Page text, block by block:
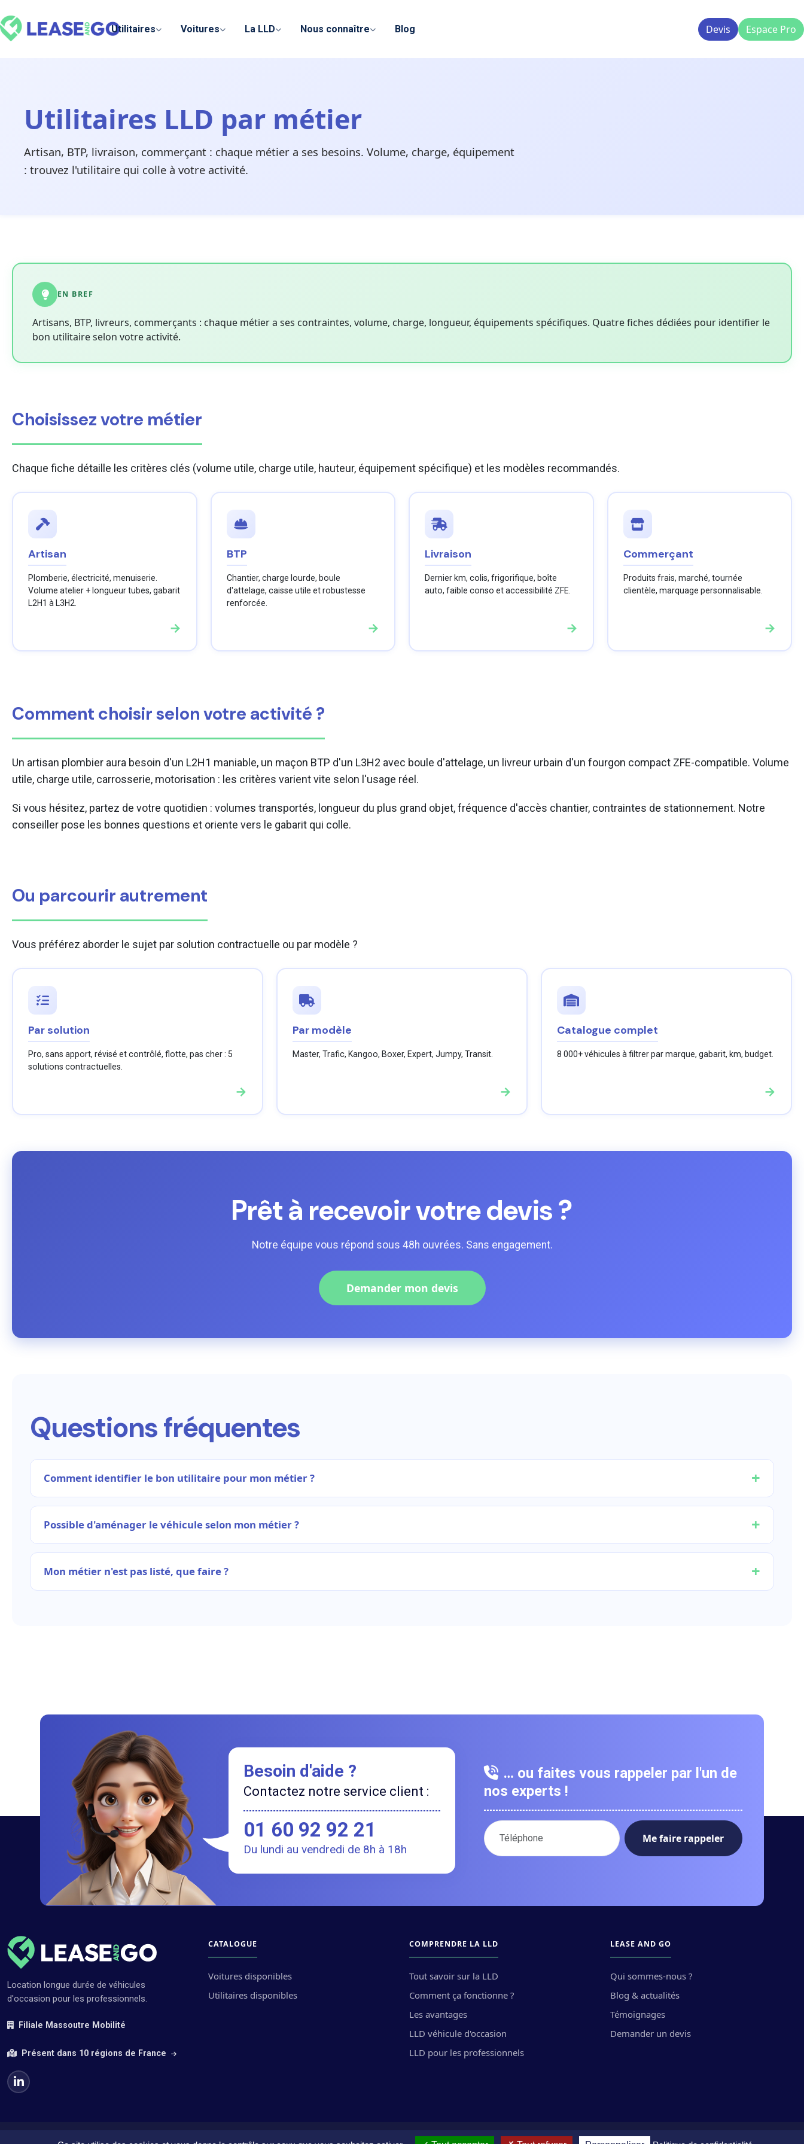
Utilitaires Voitures La LLD Nous connaître Blog Devis Espace Pro
Utilitaires LLD par métier
Artisan, BTP, livraison, commerçant : chaque métier a ses besoins. Volume, charge, équipement
: trouvez l'utilitaire qui colle à votre activité.
EN BREF
Artisans, BTP, livreurs, commerçants : chaque métier a ses contraintes, volume, charge, longueur, équipements spécifiques. Quatre fiches dédiées pour identifier le
bon utilitaire selon votre activité.
Choisissez votre métier
Chaque fiche détaille les critères clés (volume utile, charge utile, hauteur, équipement spécifique) et les modèles recommandés.
Artisan
Plomberie, électricité, menuiserie.
Volume atelier + longueur tubes, gabarit
L2H1 à L3H2.
→
BTP
Chantier, charge lourde, boule
d'attelage, caisse utile et robustesse
renforcée.
→
Livraison
Dernier km, colis, frigorifique, boîte
auto, faible conso et accessibilité ZFE.
→
Commerçant
Produits frais, marché, tournée
clientèle, marquage personnalisable.
→
Comment choisir selon votre activité ?
Un artisan plombier aura besoin d'un L2H1 maniable, un maçon BTP d'un L3H2 avec boule d'attelage, un livreur urbain d'un fourgon compact ZFE-compatible. Volume
utile, charge utile, carrosserie, motorisation : les critères varient vite selon l'usage réel.
Si vous hésitez, partez de votre quotidien : volumes transportés, longueur du plus grand objet, fréquence d'accès chantier, contraintes de stationnement. Notre
conseiller pose les bonnes questions et oriente vers le gabarit qui colle.
Ou parcourir autrement
Vous préférez aborder le sujet par solution contractuelle ou par modèle ?
Par solution
Pro, sans apport, révisé et contrôlé, flotte, pas cher : 5
solutions contractuelles.
→
Par modèle
Master, Trafic, Kangoo, Boxer, Expert, Jumpy, Transit.
→
Catalogue complet
8 000+ véhicules à filtrer par marque, gabarit, km, budget.
→
Prêt à recevoir votre devis ?
Notre équipe vous répond sous 48h ouvrées. Sans engagement.
Demander mon devis
Questions fréquentes
Comment identifier le bon utilitaire pour mon métier ?
Possible d'aménager le véhicule selon mon métier ?
Mon métier n'est pas listé, que faire ?
Besoin d'aide ?
Contactez notre service client :
01 60 92 92 21
Du lundi au vendredi de 8h à 18h
… ou faites vous rappeler par l'un de
nos experts !
Votre numéro de téléphone :
Location longue durée de véhicules
d'occasion pour les professionnels.
Filiale Massoutre Mobilité
Présent dans 10 régions de France
CATALOGUE
Voitures disponibles
Utilitaires disponibles
COMPRENDRE LA LLD
Tout savoir sur la LLD
Comment ça fonctionne ?
Les avantages
LLD véhicule d'occasion
LLD pour les professionnels
LEASE AND GO
Qui sommes-nous ?
Blog & actualités
Témoignages
Demander un devis
© 2026 Lease and Go, filiale Massoutre Mobilité. Tous droits réservés.